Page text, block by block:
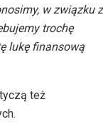
w związku z
trochę
lukę finansową
też